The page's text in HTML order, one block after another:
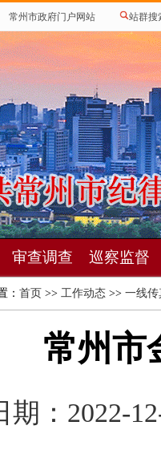
常州市政府门户网站 站群搜
审查调查 巡察监督
： 首页 >> 工作动态 >> 一线传
常州市
期：2022-